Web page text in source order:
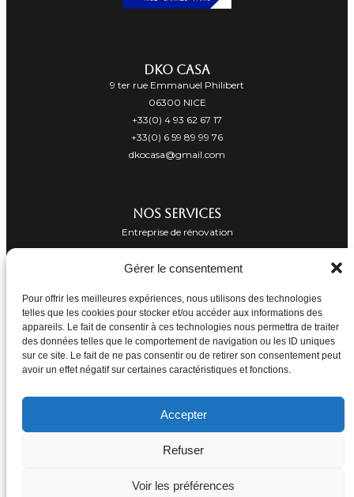
Gérer le consentement
Pour offrir les meilleures expériences, nous utilisons des technologies
telles que les cookies pour stocker et/ou accéder aux informations des
appareils. Le fait de consentir à ces technologies nous permettra de traiter
des données telles que le comportement de navigation ou les ID uniques
sur ce site. Le fait de ne pas consentir ou de retirer son consentement peut
avoir un effet négatif sur certaines caractéristiques et fonctions.
Accepter
Refuser
Voir les préférences
DKO CASA
9 ter rue Emmanuel Philibert
06300 NICE
+33(0) 4 93 62 67 17
+33(0) 6 59 89 99 76
dkocasa@gmail.com
NOS SERVICES
Entreprise de rénovation
Rénovation villa
Rénovation appartement
SUIVEZ-NOUS
©2024 DKOCASA. All Rights Reserved | Designed and developped by